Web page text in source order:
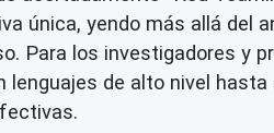
única, yendo más allá del
Para los investigadores y
lenguajes de alto nivel hasta